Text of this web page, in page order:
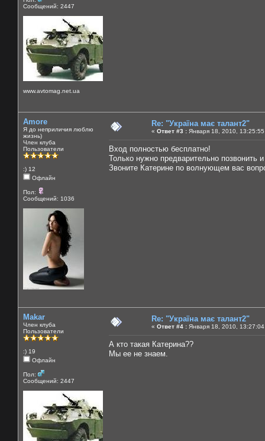
Сообщений: 2447
www.avtomag.net.ua
Amore
Я до неприличия люблю
жизнь)
Член клуба
Пользователи
:) 12
Офлайн
Пол:
Сообщений: 1036
Re: "Україна має талант2"
« Ответ #3 : Января 18, 2010,
Вход полностью бесплатно!
Только нужно предварительно
Звоните Катерине по волнующем вас
Makar
Член клуба
Пользователи
:) 19
Офлайн
Пол:
Сообщений: 2447
Re: "Україна має талант2"
« Ответ #4 : Января 18, 2010,
А кто такая Катерина??
Мы ее не знаем.